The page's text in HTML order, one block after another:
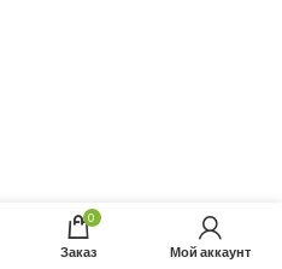
0
Заказ Мой аккаунт